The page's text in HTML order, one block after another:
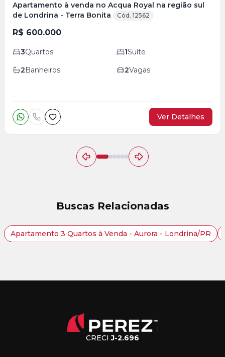
Apartamento à venda no Acqua Royal na região sul
de Londrina - Terra Bonita
Cód. 12562
R$ 600.000
3Quartos 1Suíte
2Banheiros 2Vagas
Ver Detalhes
Buscas Relacionadas
Apartamento 3 Quartos à Venda - Aurora - Londrina/PR
CRECIJ-2.696